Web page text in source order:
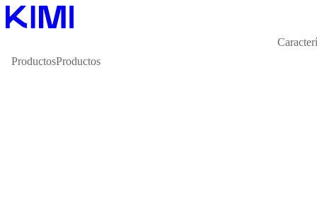
ProductosProductos